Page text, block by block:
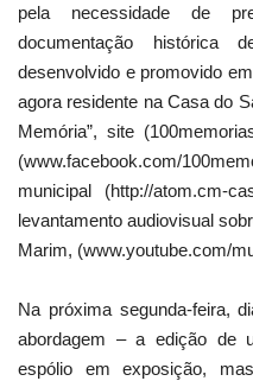
pela necessidade de
documentação
desenvolvido e promovido
agora residente na Casa do
Memória”, site
(www.facebook.com/
municipal (http://atom.cm-
levantamento audiovisual
Marim, (www.youtube.com/
Na próxima segunda-feira,
abordagem – a edição de
espólio em exposição,